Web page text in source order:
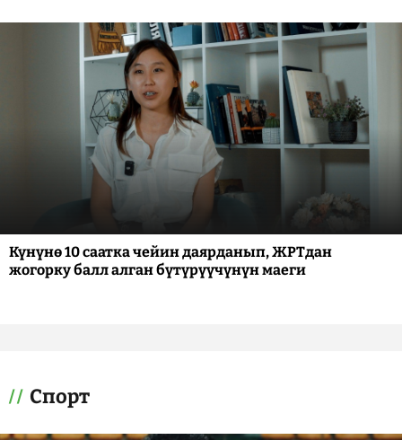
Күнүнө 10 саатка чейин даярданып, ЖРТдан
жогорку балл алган бүтүрүүчүнүн маеги
Спорт